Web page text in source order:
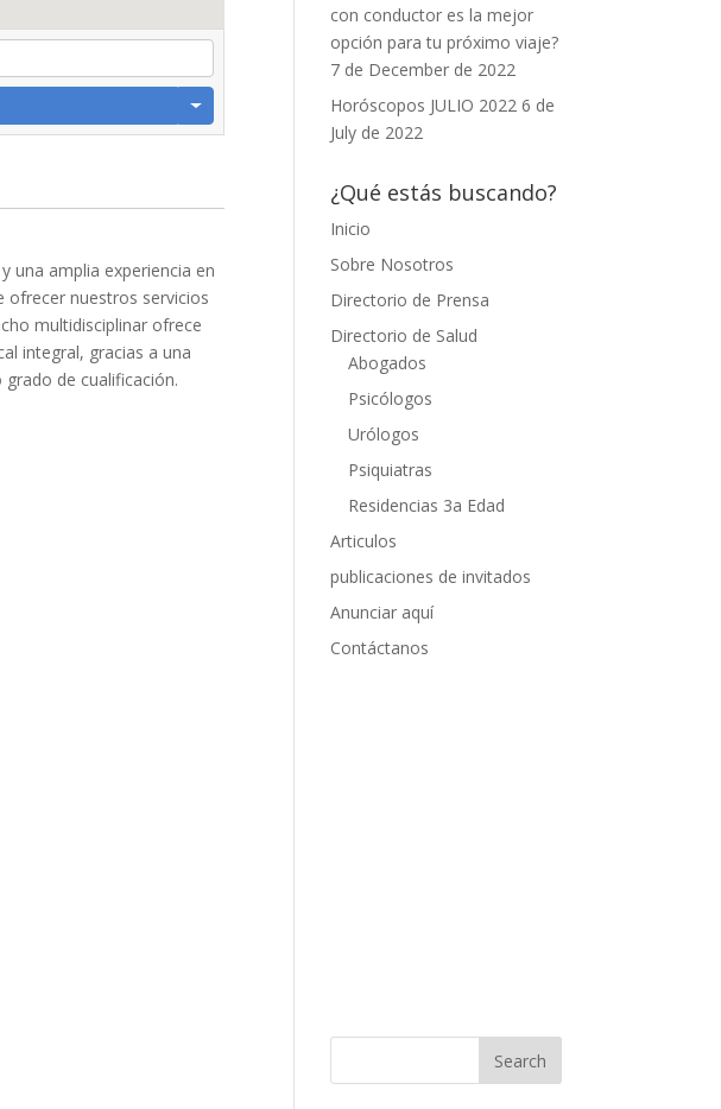
una amplia experiencia en
ofrecer nuestros servicios
multidisciplinar ofrece
integral, gracias a una
de cualificación.
con conductor es la mejor
opción para tu próximo viaje?
7 de December de 2022
Horóscopos JULIO 2022 6 de
July de 2022
¿Qué estás buscando?
Inicio
Sobre Nosotros
Directorio de Prensa
Directorio de Salud
Abogados
Psicólogos
Urólogos
Psiquiatras
Residencias 3a Edad
Articulos
publicaciones de invitados
Anunciar aquí
Contáctanos